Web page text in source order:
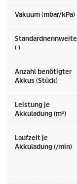
Vakuum (mbar/kPa)
Standardnennweite
( )
Anzahl benötigter
Akkus (Stück)
Leistung je
Akkuladung (m²)
Laufzeit je
Akkuladung (/min)